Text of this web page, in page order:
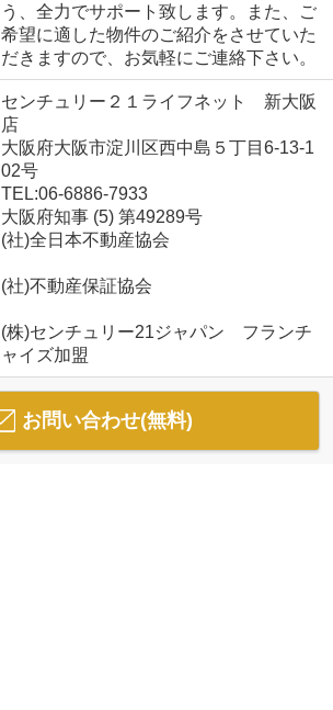
う、全力でサポート致します。また、ご
希望に適した物件のご紹介をさせていた
だきますので、お気軽にご連絡下さい。
センチュリー２１ライフネット 新大阪
店
大阪府大阪市淀川区西中島５丁目6-13-1
02号
TEL:06-6886-7933
大阪府知事 (5) 第49289号
(社)全日本不動産協会
(社)不動産保証協会
(株)センチュリー21ジャパン フランチ
ャイズ加盟
お問い合わせ(無料)